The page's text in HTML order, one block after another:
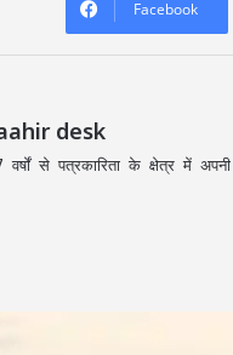
Facebook
desk
से पत्रकारिता के क्षेत्र में